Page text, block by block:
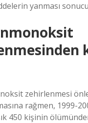
yanması
zehirlenmesi
rağmen, 1999-
450 kişinin